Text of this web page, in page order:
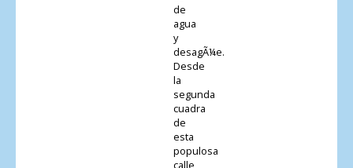
de
agua
y
desagÃ¼e.
Desde
la
segunda
cuadra
de
esta
populosa
calle